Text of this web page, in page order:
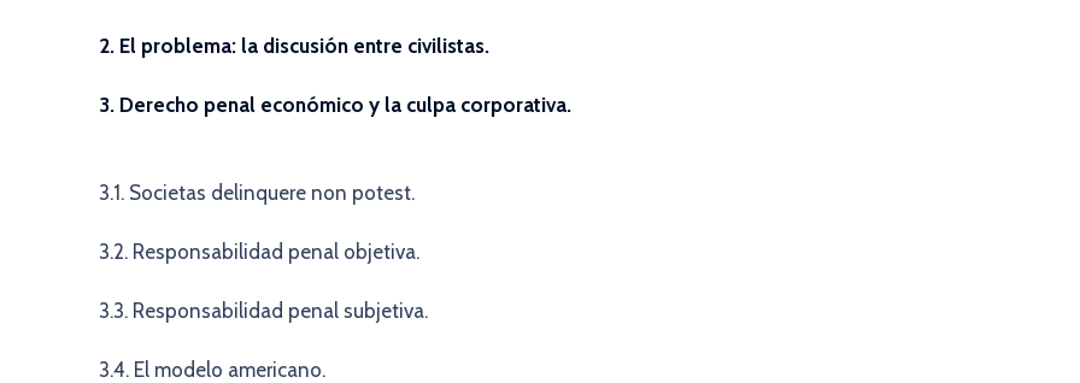
2. El problema: la discusión entre civilistas.
3. Derecho penal económico y la culpa corporativa.
3.1. Societas delinquere non potest.
3.2. Responsabilidad penal objetiva.
3.3. Responsabilidad penal subjetiva.
3.4. El modelo americano.